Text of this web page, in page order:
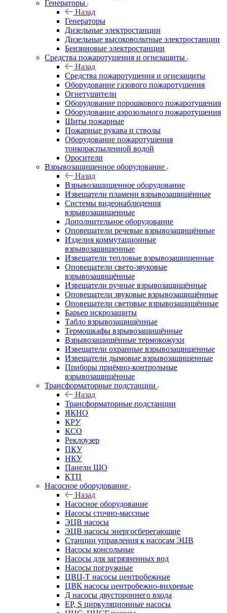
Генераторы
Назад
Генераторы
Дизельные электростанции
Дизельные высоковольтные электростанции
Бензиновые электростанции
Средства пожаротушения и огнезащиты
Назад
Средства пожаротушения и огнезащиты
Оборудование газового пожаротушения
Огнетушители
Оборудование порошкового пожаротушения
Оборудование аэрозольного пожаротушения
Щиты пожарные
Пожарные рукава и стволы
Оборудование пожаротушения
тонкораспыленной водой
Оросители
Взрывозащищенное оборудование
Назад
Взрывозащищенное оборудование
Извещатели пламени взрывозащищённые
Системы видеонаблюдения
взрывозащищенные
Дополнительное оборудование
Оповещатели речевые взрывозащищённые
Изделия коммутационные
взрывозащищенные
Извещатели тепловые взрывозащищенные
Оповещатели свето-звуковые
взрывозащищённые
Извещатели ручные взрывозащищённые
Оповещатели звуковые взрывозащищённые
Оповещатели световые взрывозащищённые
Барьер искрозащиты
Табло взрывозащищённые
Термошкафы взрывозащищённые
Взрывозащищённые термокожухи
Извещатели охранные взрывозащищенные
Извещатели дымовые взрывозащищенные
Приборы приёмно-контрольные
взрывозащищённые
Трансформаторные подстанции
Назад
Трансформаторные подстанции
ЯКНО
КРУ
КСО
Реклоузер
ПКУ
НКУ
Панели ЩО
КТП
Насосное оборудование
Назад
Насосное оборудование
Насосы сточно-массные
ЭЦВ насосы
ЭЦВ насосы энергосберегающие
Станции управления к насосам ЭЦВ
Насосы консольные
Насосы для загрязненных вод
Насосы погружные
ЦВЦ-Т насосы центробежные
ЦВК насосы центробежно-вихревые
Д насосы двустороннего входа
EP, S циркуляционные насосы